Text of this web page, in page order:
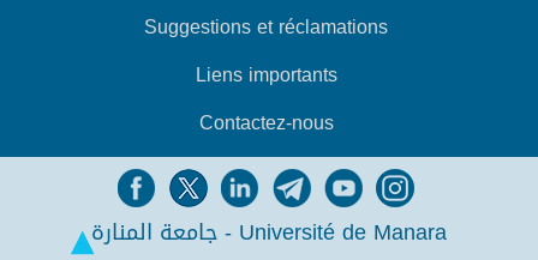
Suggestions et réclamations
Liens importants
Contactez-nous
جامعة المنارة - Université de Manara